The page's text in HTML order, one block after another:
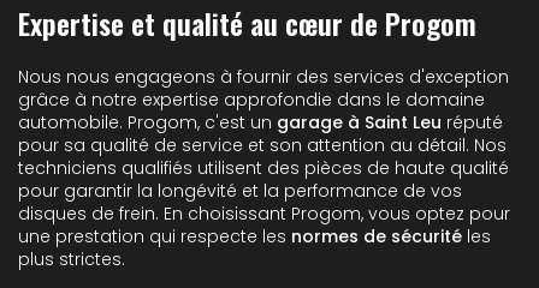
Expertise et qualité au cœur de Progom
Nous nous engageons à fournir des services d'exception
grâce à notre expertise approfondie dans le domaine
automobile. Progom, c'est un garage à Saint Leu réputé
pour sa qualité de service et son attention au détail. Nos
techniciens qualifiés utilisent des pièces de haute qualité
pour garantir la longévité et la performance de vos
disques de frein. En choisissant Progom, vous optez pour
une prestation qui respecte les normes de sécurité les
plus strictes.